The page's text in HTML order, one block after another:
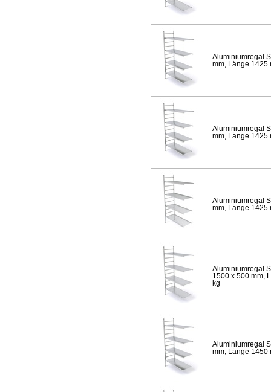
Aluminiumregal
mm, Länge 1425
Aluminiumregal
mm, Länge 1425
Aluminiumregal
mm, Länge 1425
Aluminiumregal
1500 x 500 mm,
kg
Aluminiumregal
mm, Länge 1450